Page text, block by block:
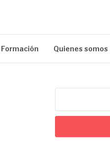
Formación Quienes somos